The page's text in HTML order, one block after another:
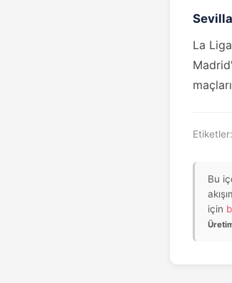
La
Etiketler:
Bu
için